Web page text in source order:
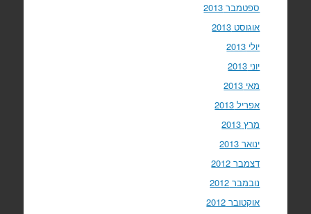
ספטמבר 2013
אוגוסט 2013
יולי 2013
יוני 2013
מאי 2013
אפריל 2013
מרץ 2013
ינואר 2013
דצמבר 2012
נובמבר 2012
אוקטובר 2012